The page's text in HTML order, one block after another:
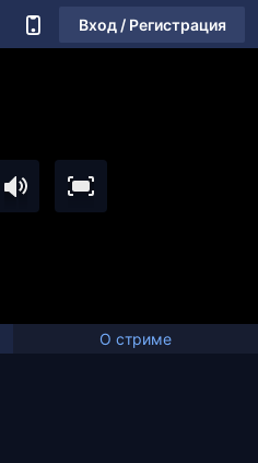
Вход / Регистрация
О стриме